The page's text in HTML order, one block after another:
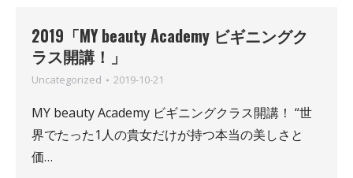
2019「MY beauty Academy ビギニングク
ラス開講！」
Uncategorized 2019-10-21
MY beauty Academy ビギニングクラス開講！ “世
界でたった1人の貴女だけが持つ本当の美しさと
価…